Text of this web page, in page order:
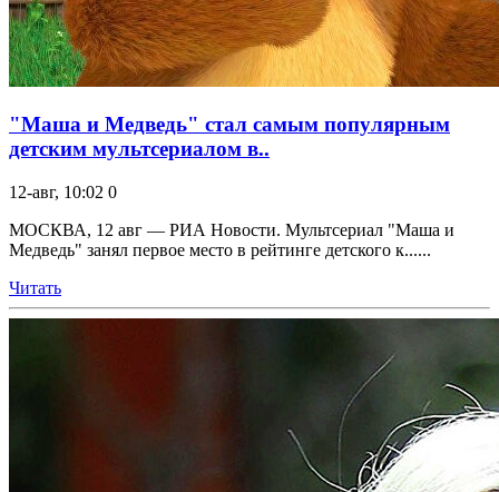
"Маша и Медведь" стал самым популярным
детским мультсериалом в..
12-авг, 10:02 0
МОСКВА, 12 авг — РИА Новости. Мультсериал "Маша и
Медведь" занял первое место в рейтинге детского к......
Читать